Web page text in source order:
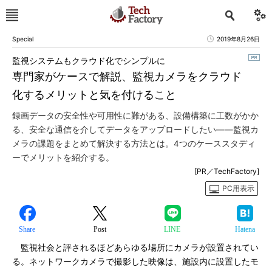
Special 2019年8月26日
専門家がケースで解説、監視カメラをクラウド
化するメリットと気を付けること
監視システムもクラウド化でシンプルに
録画データの安全性や可用性に難がある、設備構築に工数がかか
る、安全な通信を介してデータをアップロードしたい――監視カ
メラの課題をまとめて解決する方法とは。4つのケーススタディ
ーでメリットを紹介する。
[PR／TechFactory]
PC用表示
Share Post LINE Hatena
監視社会と評されるほどあらゆる場所にカメラが設置されてい
る。ネットワークカメラで撮影した映像は、施設内に設置したモ